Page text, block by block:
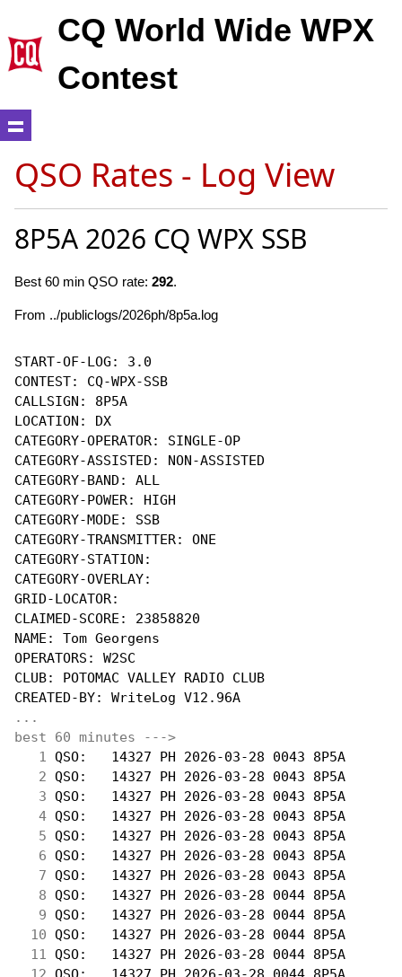
CQ World Wide WPX
Contest
QSO Rates - Log View
8P5A 2026 CQ WPX SSB
Best 60 min QSO rate: 292.
From ../publiclogs/2026ph/8p5a.log
START-OF-LOG: 3.0
CONTEST: CQ-WPX-SSB
CALLSIGN: 8P5A
LOCATION: DX
CATEGORY-OPERATOR: SINGLE-OP
CATEGORY-ASSISTED: NON-ASSISTED
CATEGORY-BAND: ALL
CATEGORY-POWER: HIGH
CATEGORY-MODE: SSB
CATEGORY-TRANSMITTER: ONE
CATEGORY-STATION:
CATEGORY-OVERLAY:
GRID-LOCATOR:
CLAIMED-SCORE: 23858820
NAME: Tom Georgens
OPERATORS: W2SC
CLUB: POTOMAC VALLEY RADIO CLUB
...
best 60 minutes --->
  1
QSO:   14327 PH 2026-03-28 0043
  2
QSO:   14327 PH 2026-03-28 0043
  3
QSO:   14327 PH 2026-03-28 0043
  4
QSO:   14327 PH 2026-03-28 0043
  5
QSO:   14327 PH 2026-03-28 0043
  6
QSO:   14327 PH 2026-03-28 0043
  7
QSO:   14327 PH 2026-03-28 0043
  8
QSO:   14327 PH 2026-03-28 0044
  9
QSO:   14327 PH 2026-03-28 0044
10 QSO:   14327 PH 2026-03-28 0044
11
QSO:   14327 PH 2026-03-28 0044